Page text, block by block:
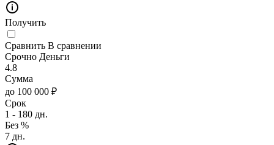
Получить
Сравнить В сравнении
Срочно Деньги
4.8
Сумма
до 100 000 ₽
Срок
1 - 180 дн.
Без %
7 дн.